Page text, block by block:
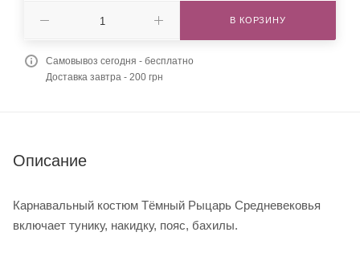
В КОРЗИНУ
Самовывоз сегодня - бесплатно
Доставка завтра - 200 грн
Описание
Карнавальный костюм Тёмный Рыцарь Средневековья
включает тунику, накидку, пояс, бахилы.